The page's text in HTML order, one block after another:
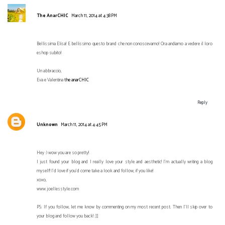
The AnarCHIC March 11, 2014 at 4:38 PM
Bellissima Elisa! E bellissimo questo brand che non conoscevamo! Ora andiamo a vedere il loro
eshop subito!
Un abbraccio,
Eva e Valentinathe anarCHIC
Reply
Unknown March 11, 2014 at 4:45 PM
Hey :) wow you are so pretty!
I just found your blog and I really love your style and aesthetic! I’m actually writing a blog
myself! I’d love if you’d come take a look and follow, if you like!
xoxo,
www.joellesstyle.com
PS: If you follow, let me know by commenting on my most recent post. Then I'll skip over to
your blog and follow you back! :]]